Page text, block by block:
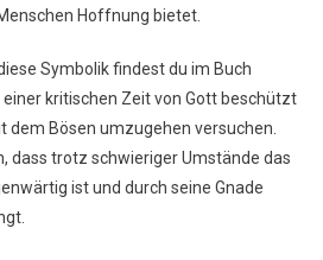
Hoffnung bietet.
Symbolik findest du im Buch
einer kritischen Zeit von Gott beschützt
dem Bösen umzugehen versuchen.
dass trotz schwieriger Umstände das
ist und durch seine Gnade